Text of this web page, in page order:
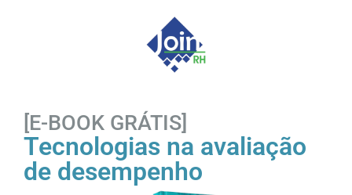
[E-BOOK GRÁTIS]
Tecnologias na avaliação
de desempenho